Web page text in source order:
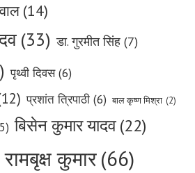
(14)
(33) डा. गुरमीत सिंह (7)
पृथ्वी दिवस (6)
प्रशांत त्रिपाठी (6) बाल कृष्ण मिश्रा (2)
बिसेन कुमार यादव(22)
रामबृक्ष कुमार(66)